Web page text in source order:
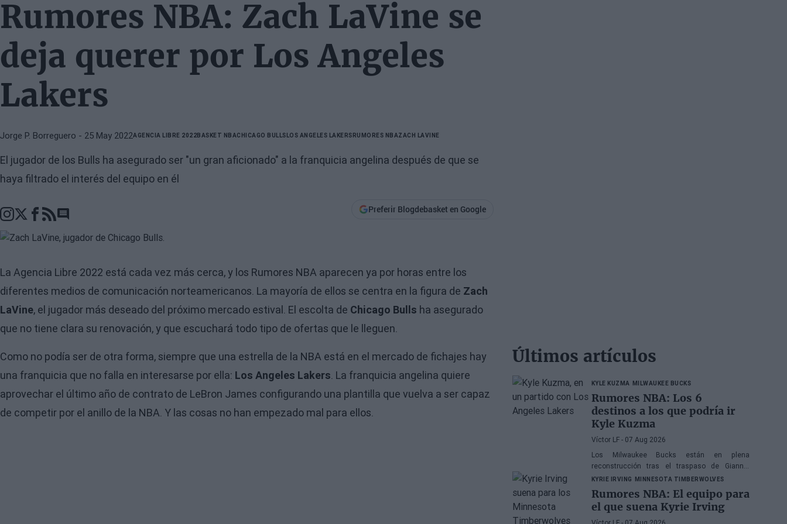
Rumores NBA: Zach LaVine se
deja querer por Los Angeles
Lakers
Jorge P. Borreguero - 25 May 2022AGENCIA LIBRE 2022BASKET NBACHICAGO BULLSLOS ANGELES LAKERSRUMORES NBAZACH LAVINE
El jugador de los Bulls ha asegurado ser "un gran aficionado" a la franquicia angelina después de que se
haya filtrado el interés del equipo en él
Go to comments section
Preferir Blogdebasket en Google
La Agencia Libre 2022 está cada vez más cerca, y los Rumores NBA aparecen ya por horas entre los
diferentes medios de comunicación norteamericanos. La mayoría de ellos se centra en la figura de Zach
LaVine, el jugador más deseado del próximo mercado estival. El escolta de Chicago Bulls ha asegurado
que no tiene clara su renovación, y que escuchará todo tipo de ofertas que le lleguen.
Como no podía ser de otra forma, siempre que una estrella de la NBA está en el mercado de fichajes hay
una franquicia que no falla en interesarse por ella: Los Angeles Lakers. La franquicia angelina quiere
aprovechar el último año de contrato de LeBron James configurando una plantilla que vuelva a ser capaz
de competir por el anillo de la NBA. Y las cosas no han empezado mal para ellos.
Últimos artículos
KYLE KUZMA MILWAUKEE BUCKS
Rumores NBA: Los 6
destinos a los que podría ir
Kyle Kuzma
Víctor LF- 07 Aug 2026
Los Milwaukee Bucks están en plena
reconstrucción tras el traspaso de Giannis
Antetokounmpo y el ala-pívot podría ser el
siguiente
KYRIE IRVING MINNESOTA TIMBERWOLVES
Rumores NBA: El equipo para
el que suena Kyrie Irving